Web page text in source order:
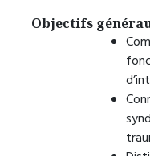
Objectifs